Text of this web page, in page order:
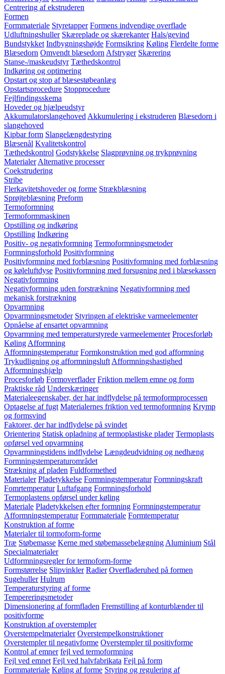
Centrering af ekstruderen
Formen
Formmateriale Styretapper Formens indvendige overflade
Udluftningshuller Skæreplade og skærekanter Hals/gevind
Bundstykket Indbygningshøjde Formsikring Køling Flerdelte forme
Blæsedorn Omvendt blæsedorn Afstryger Skærering
Stanse-/maskeudstyr Tæthedskontrol
Indkøring og optimering
Opstart og stop af blæsestøbeanlæg
Opstartsprocedure Stopprocedure
Fejlfindingsskema
Hoveder og hjælpeudstyr
Akkumulatorslangehoved Akkumulering i ekstruderen Blæsedorn i
slangehoved
Kipbar form Slangelængdestyring
Blæsenål Kvalitetskontrol
Tæthedskontrol Godstykkelse Slagprøvning og trykprøvning
Materialer Alternative processer
Coekstrudering
Stribe
Flerkavitetshoveder og forme Strækblæsning
Sprøjteblæsning Preform
Termoformning
Termoformmaskinen
Opstilling og indkøring
Opstilling Indkøring
Positiv- og negativformning Termoformningsmetoder
Formningsforhold Positivformning
Positivformning med forblæsning Positivformning med forblæsning
og køleluftdyse Positivformning med forsugning ned i blæsekassen
Negativformning
Negativformning uden forstrækning Negativformning med
mekanisk forstrækning
Opvarmning
Opvarmningsmetoder Styringen af elektriske varmeelementer
Opnåelse af ensartet opvarmning
Opvarmning med temperaturstyrede varmeelementer Procesforløb
Køling Afformning
Afformningstemperatur Formkonstruktion med god afformning
Trykudligning og afformningsluft Afformningshastighed
Afformningshjælp
Procesforløb Formoverflader Friktion mellem emne og form
Praktiske råd Underskæringer
Materialeegenskaber, der har indflydelse på termoformprocessen
Optagelse af fugt Materialernes friktion ved termoformning Krymp
og formsvind
Faktorer, der har indflydelse på svindet
Orientering Statisk opladning af termoplastiske plader Termoplasts
opførsel ved opvarmning
Opvarmningstidens indflydelse Længdeudvidning og nedhæng
Formningstemperaturområdet
Strækning af pladen Fuldformethed
Materialer Pladetykkelse Formningstemperatur Formningskraft
Fomrtemperatur Luftafgang Formningsforhold
Termoplastens opførsel under køling
Materiale Pladetykkelsen efter formning Formningstemperatur
Afformningstemperatur Formmateriale Formtemperatur
Konstruktion af forme
Materialer til tormoform-forme
Træ Støbemasse Kerne med støbemassebelægning Aluminium Stål
Specialmaterialer
Udformningsregler for termoform-forme
Formstørrelse Slipvinkler Radier Overfladeruhed på formen
Sugehuller Hulrum
Temperaturstyring af forme
Tempereringsmetoder
Dimensionering af formfladen Fremstilling af konturblænder til
positivforme
Konstruktion af overstempler
Overstempelmaterialer Overstempelkonstruktioner
Overstempler til negativforme Overstempler til positivforme
Kontrol af emner fejl ved termoformning
Fejl ved emnet Fejl ved halvfabrikata Fejl på form
Formmateriale Køling af forme Styring og regulering af